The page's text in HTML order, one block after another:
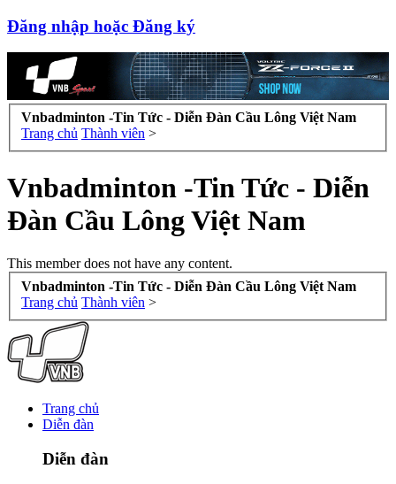
Đăng nhập hoặc Đăng ký
Vnbadminton -Tin Tức - Diễn Đàn Cầu Lông Việt Nam
Trang chủ Thành viên >
Vnbadminton -Tin Tức - Diễn
Đàn Cầu Lông Việt Nam
This member does not have any content.
Vnbadminton -Tin Tức - Diễn Đàn Cầu Lông Việt Nam
Trang chủ Thành viên >
Trang chủ
Diễn đàn
Diễn đàn